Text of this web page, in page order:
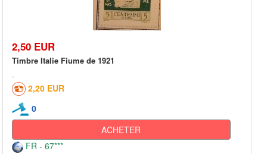
2,50 EUR
Timbre Italie Fiume de 1921
2,20 EUR
0
ACHETER
FR - 67***